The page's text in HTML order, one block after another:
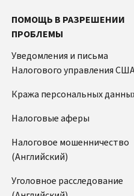
ПОМОЩЬ В РАЗРЕШЕНИИ
ПРОБЛЕМЫ
Уведомления и письма
Налогового управления
Кража персональных
Налоговые аферы
Налоговое мошенничество
(Английский)
Уголовное расследование